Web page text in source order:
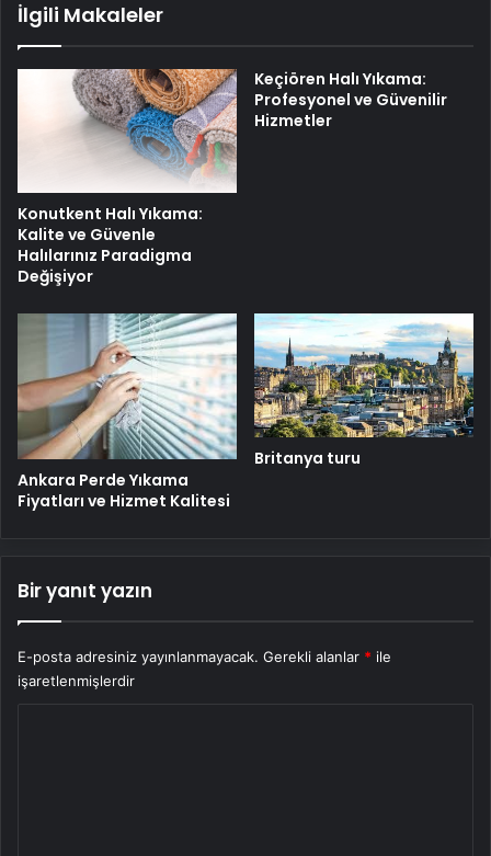
İlgili Makaleler
Konutkent Halı Yıkama:
Kalite ve Güvenle
Halılarınız Paradigma
Değişiyor
Keçiören Halı Yıkama:
Profesyonel ve Güvenilir
Hizmetler
Ankara Perde Yıkama
Fiyatları ve Hizmet Kalitesi
Britanya turu
Bir yanıt yazın
E-posta adresiniz yayınlanmayacak. Gerekli alanlar * ile
işaretlenmişlerdir